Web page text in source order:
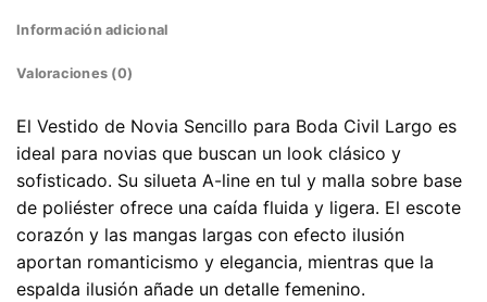
Información adicional
Valoraciones (0)
El Vestido de Novia Sencillo para Boda Civil Largo es
ideal para novias que buscan un look clásico y
sofisticado. Su silueta A-line en tul y malla sobre base
de poliéster ofrece una caída fluida y ligera. El escote
corazón y las mangas largas con efecto ilusión
aportan romanticismo y elegancia, mientras que la
espalda ilusión añade un detalle femenino.